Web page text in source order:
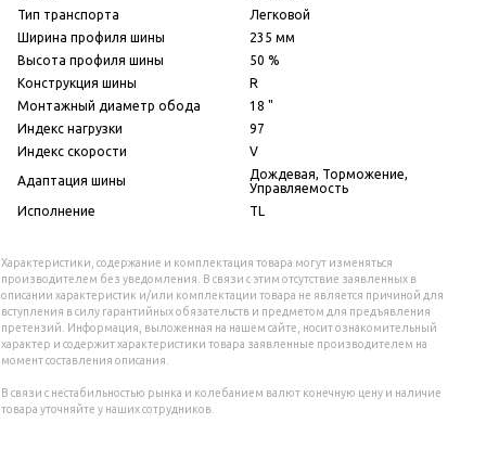
Тип транспорта
Легковой
Ширина профиля шины
235 мм
Высота профиля шины
50 %
Конструкция шины
R
Монтажный диаметр обода
18 "
Индекс нагрузки
97
Индекс скорости
V
Адаптация шины
Дождевая, Торможение,
Управляемость
Исполнение
TL
Характеристики, содержание и комплектация товара могут изменяться
производителем без уведомления. В связи с этим отсутствие заявленных в
описании характеристик и/или комплектации товара не является причиной для
вступления в силу гарантийных обязательств и предметом для предъявления
претензий. Информация, выложенная на нашем сайте, носит ознакомительный
характер и содержит характеристики товара заявленные производителем на
момент составления описания.
В связи с нестабильностью рынка и колебанием валют конечную цену и наличие
товара уточняйте у наших сотрудников.